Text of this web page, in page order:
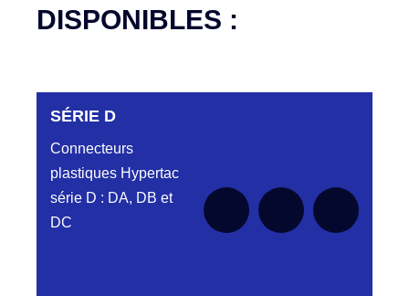
DISPONIBLES :
SÉRIE D
Connecteurs
plastiques Hypertac
série D : DA, DB et
DC